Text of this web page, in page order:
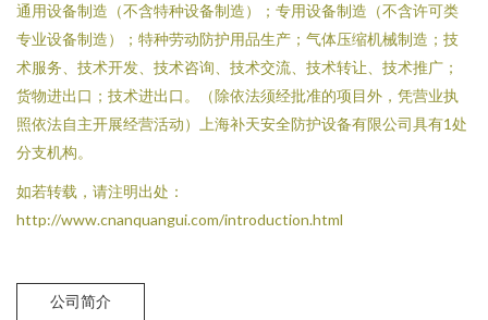
通用设备制造（不含特种设备制造）；专用设备制造（不含许可类
专业设备制造）；特种劳动防护用品生产；气体压缩机械制造；技
术服务、技术开发、技术咨询、技术交流、技术转让、技术推广；
货物进出口；技术进出口。（除依法须经批准的项目外，凭营业执
照依法自主开展经营活动）上海补天安全防护设备有限公司具有1处
分支机构。
如若转载，请注明出处：
http://www.cnanquangui.com/introduction.html
公司简介